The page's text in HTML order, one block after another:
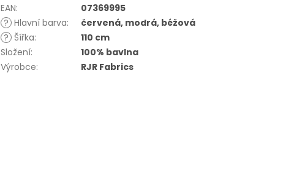
EAN:
07369995
? Hlavní barva:
červená, modrá, béžová
? Šířka:
110 cm
Složení:
100% bavlna
Výrobce: RJR Fabrics